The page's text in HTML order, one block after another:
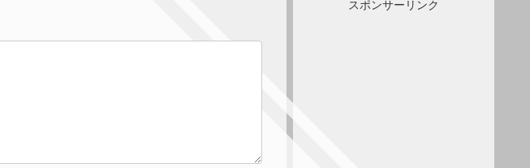
スポンサーリンク